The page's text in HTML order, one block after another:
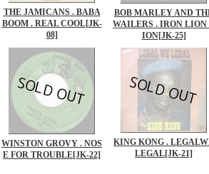
THE JAMICANS . BABA
BOOM . REAL COOL[JK-
08]
BOB MARLEY AND
WAILERS . IRON LION
ION[JK-25]
WINSTON GROVY . NOS
E FOR TROUBLE[JK-22]
KING KONG .
LEGAL[JK-21]